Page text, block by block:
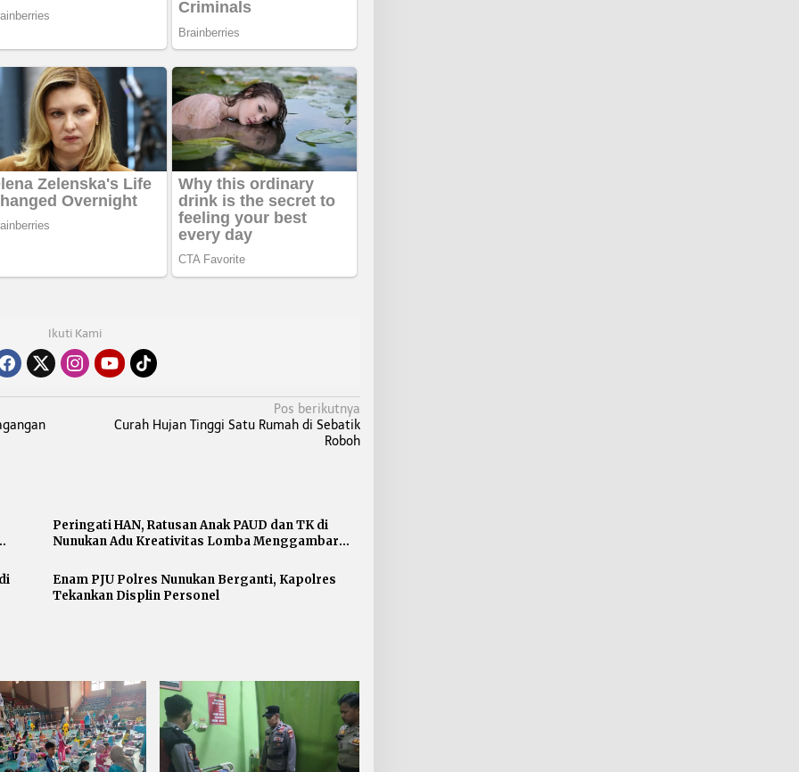
Ikuti Kami
Pos berikutnya
Curah Hujan Tinggi Satu Rumah di Sebatik
Roboh
Peringati HAN, Ratusan Anak PAUD dan TK di
Nunukan Adu Kreativitas Lomba Menggambar
Enam PJU Polres Nunukan Berganti, Kapolres
Tekankan Displin Personel